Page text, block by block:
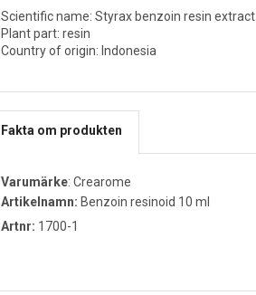
Scientific name: Styrax benzoin resin extract
Plant part: resin
Country of origin: Indonesia
Fakta om produkten
Varumärke: Crearome
Artikelnamn: Benzoin resinoid 10 ml
Artnr: 1700-1